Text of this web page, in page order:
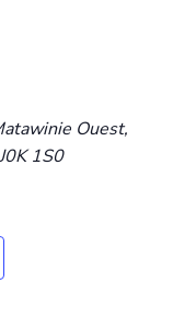
Ouest,
1S0